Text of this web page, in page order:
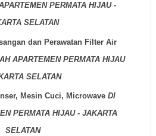
PERMATA HIJAU -
SELATAN
dan Perawatan Filter Air
APARTEMEN PERMATA HIJAU
SELATAN
Mesin Cuci, Microwave DI
PERMATA HIJAU - JAKARTA
SELATAN